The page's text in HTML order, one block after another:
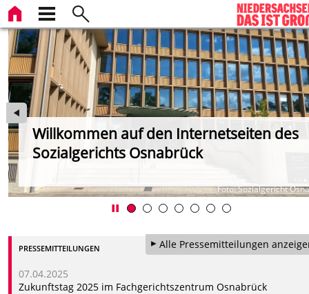
Willkommen auf den Internetseiten des
Sozialgerichts Osnabrück
Foto: Sozialgericht
Alle Pressemitteilungen
PRESSEMITTEILUNGEN
07.04.2025
Zukunftstag 2025 im Fachgerichtszentrum Osnabrück